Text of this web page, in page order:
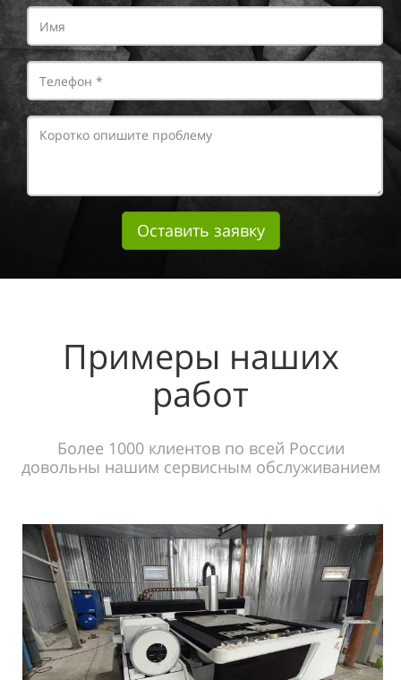
Оставить заявку
Примеры наших
работ
Более 1000 клиентов по всей России
довольны нашим сервисным обслуживанием